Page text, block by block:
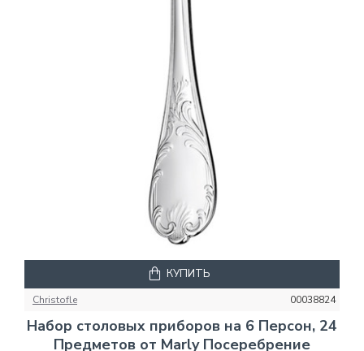
Christofle 00038824
Набор столовых приборов на 6 Персон, 24
Предметов от Marly Посеребрение
КУПИТЬ